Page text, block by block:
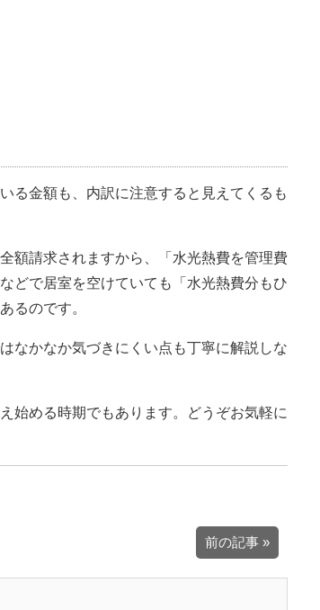
る金額も、内訳に注意すると見えてくるも
額請求されますから、「水光熱費を管理費
どで居室を空けていても「水光熱費分もひ
るのです。
なかなか気づきにくい点も丁寧に解説しな
始める時期でもあります。どうぞお気軽に
前の記事 »